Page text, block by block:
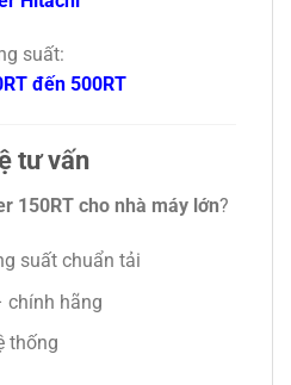
suất:
đến 500RT
tư vấn
150RT cho nhà máy lớn?
suất chuẩn tải
chính hãng
thống